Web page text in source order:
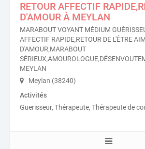
RETOUR AFFECTIF
D'AMOUR À MEYLAN
MARABOUT VOYANT MÉDIUM
AFFECTIF RAPIDE,RETOUR DE L'ÊTRE
D'AMOUR,MARABOUT
MEYLAN
Meylan (38240)
Activités
Guerisseur, Thérapeute, Thérapeute de